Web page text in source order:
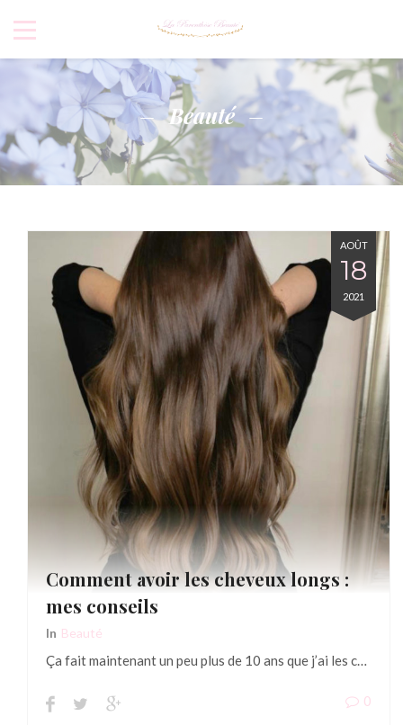
Beauté
AOÛT
18
2021
Comment avoir les cheveux longs :
mes conseils
In Beauté
Ça fait maintenant un peu plus de 10 ans que j’ai les c…
0